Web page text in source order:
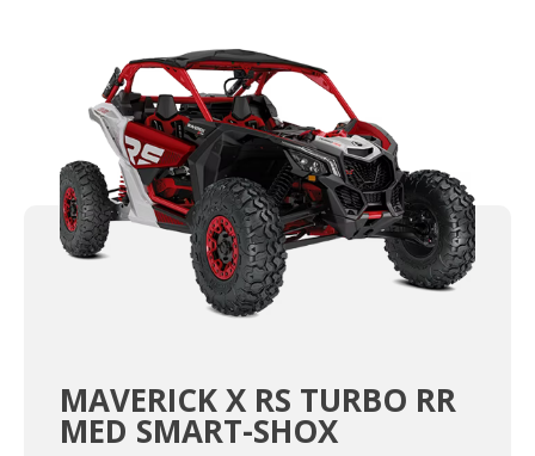
MAVERICK X RS TURBO RR
MED SMART-SHOX